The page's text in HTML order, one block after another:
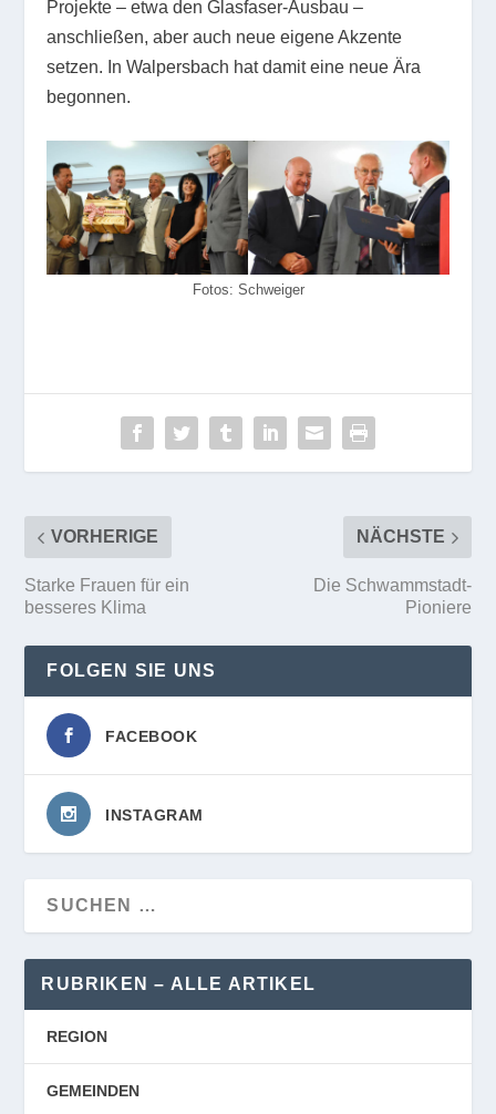
Projekte – etwa den Glasfaser-Ausbau –
anschließen, aber auch neue eigene Akzente
setzen. In Walpersbach hat damit eine neue Ära
begonnen.
Fotos: Schweiger
VORHERIGE
Starke Frauen für ein
besseres Klima
NÄCHSTE
Die Schwammstadt-
Pioniere
FOLGEN SIE UNS
FACEBOOK
INSTAGRAM
RUBRIKEN – ALLE ARTIKEL
REGION
GEMEINDEN